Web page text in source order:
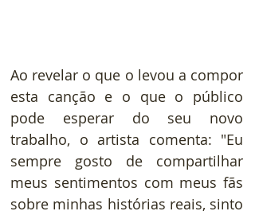
Ao revelar o que o levou a compor
esta canção e o que o público
pode esperar do seu novo
trabalho, o artista comenta: "Eu
sempre gosto de compartilhar
meus sentimentos com meus fãs
sobre minhas histórias reais, sinto